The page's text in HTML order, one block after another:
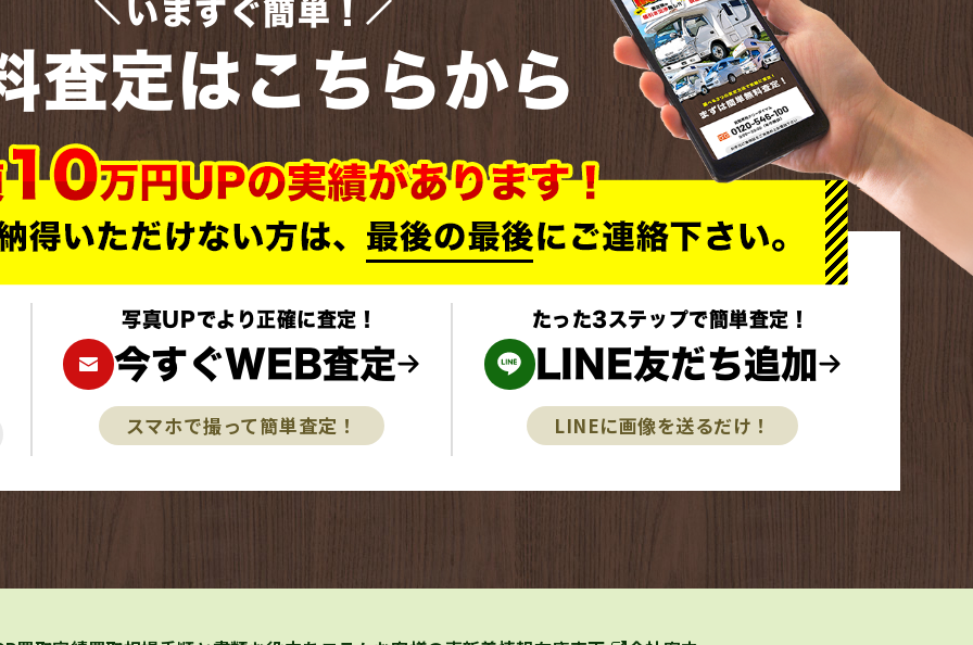
いますぐ簡単！
査定はこちらから
写真UPでより正確に査定！
今すぐWEB査定
スマホで撮って簡単査定！
たった3ステップで簡単査定！
LINE友だち追加
LINEに画像を送るだけ！